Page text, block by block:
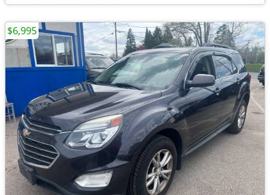
$6,995